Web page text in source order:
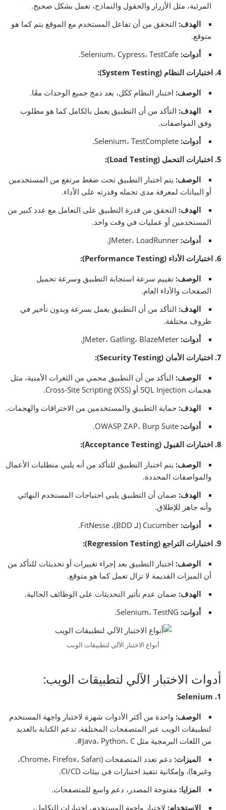
المرئية، مثل الأزرار والحقول والنماذج، تعمل بشكل صحيح.
الهدف: التحقق من أن تفاعل المستخدم مع الموقع يتم كما هو
متوقع.
أدوات: Selenium، Cypress، TestCafe.
4. اختبارات النظام (System Testing):
الوصف: اختبار النظام ككل، بعد دمج جميع الوحدات معًا.
الهدف: التأكد من أن التطبيق يعمل بالكامل كما هو مطلوب
وفق المواصفات.
أدوات: Selenium، TestComplete.
5. اختبارات التحمل (Load Testing):
الوصف: يتم اختبار التطبيق تحت ضغط مرتفع من المستخدمين
أو البيانات لمعرفة مدى تحمله وقدرته على الأداء.
الهدف: التحقق من قدرة التطبيق على التعامل مع عدد كبير من
المستخدمين أو عمليات في وقت واحد.
أدوات: JMeter، LoadRunner.
6. اختبارات الأداء (Performance Testing):
الوصف: تقييم سرعة استجابة التطبيق وسرعة تحميل
الصفحات والأداء العام.
الهدف: التأكد من أن التطبيق يعمل بسرعة وبدون تأخير في
ظروف مختلفة.
أدوات: JMeter، Gatling، BlazeMeter.
7. اختبارات الأمان (Security Testing):
الوصف: التأكد من أن التطبيق محمي من الثغرات الأمنية، مثل
هجمات SQL Injection أو Cross-Site Scripting (XSS).
الهدف: حماية التطبيق والمستخدمين من الاختراقات والهجمات.
أدوات: OWASP ZAP، Burp Suite.
8. اختبارات القبول (Acceptance Testing):
الوصف: يتم اختبار التطبيق للتأكد من أنه يلبي متطلبات الأعمال
والمواصفات المحددة.
الهدف: ضمان أن التطبيق يلبي احتياجات المستخدم النهائي
وأنه جاهز للإطلاق.
أدوات: Cucumber (لـ BDD)، FitNesse.
9. اختبارات التراجع (Regression Testing):
الوصف: اختبار التطبيق بعد إجراء تغييرات أو تحديثات للتأكد من
أن الميزات القديمة لا تزال تعمل كما هو متوقع.
الهدف: ضمان عدم تأثير التحديثات على الوظائف الحالية.
أدوات:
أنواع الاختبار الآلي لتطبيقات الويب
أدوات الاختبار الآلي لتطبيقات الويب:
1. Selenium
الوصف: واحدة من أكثر الأدوات شهرة لاختبار واجهة المستخدم
لتطبيقات الويب عبر المتصفحات المختلفة. تدعم الكتابة بالعديد
من اللغات البرمجية مثل Java، Python، C#.
الميزات:
دعم تعدد المتصفحات (Chrome، Firefox، Safari،
وغيرها)، وإمكانية تنفيذ اختبارات في بيئات CI/CD.
المزايا: مفتوحة المصدر، دعم واسع للمتصفحات.
الاستخدام: لاختبار واجهة المستخدم، اختبارات التكامل،